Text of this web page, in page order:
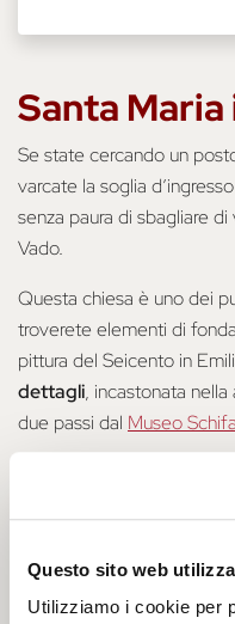
Questo sito web
Utilizziamo i cookie per
Santa Maria
Se state cercando un
varcate la soglia
senza paura di sbagliare
Vado.
Questa chiesa è uno dei
troverete elementi di
pittura del Seicento in
dettagli, incastonata
due passi dal Museo
Al suo interno troverete
Bononi, Ercole de’
Cenni Storici
Questo punto della città è